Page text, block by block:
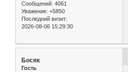
Сообщений: 4061
Уважение: +5850
Последний визит:
2026-08-06 15:29:30
Босяк
Гость